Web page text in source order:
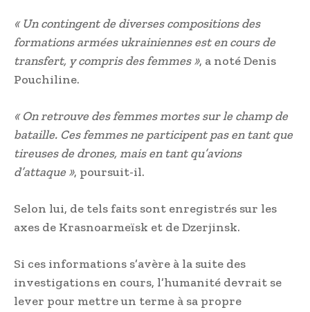
« Un contingent de diverses compositions des
formations armées ukrainiennes est en cours de
transfert, y compris des femmes », a noté Denis
Pouchiline.
« On retrouve des femmes mortes sur le champ de
bataille. Ces femmes ne participent pas en tant que
tireuses de drones, mais en tant qu’avions
d’attaque », poursuit-il.
Selon lui, de tels faits sont enregistrés sur les
axes de Krasnoarmeïsk et de Dzerjinsk.
Si ces informations s’avère à la suite des
investigations en cours, l’humanité devrait se
lever pour mettre un terme à sa propre